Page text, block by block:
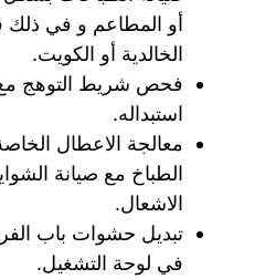
أو المطاعم و في ذلك
الخالدية أو الكويت.
فحص شريط التوهج مع
استبداله.
معالجة الاعطال
الطباخ مع صيانة
الاشعال.
تبديل حشوات باب
في لوحة التشغيل.